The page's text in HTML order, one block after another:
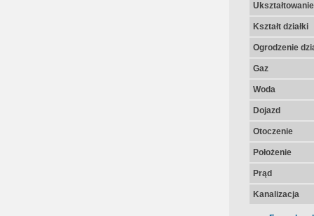
Kształt działki
Ogrodzenie
Gaz
Woda
Dojazd
Otoczenie
Położenie
Prąd
Kanalizacja